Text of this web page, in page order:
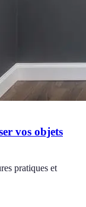
vos objets
pratiques et